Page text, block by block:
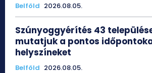
Belföld 2026.08.05.
Szúnyoggyérítés 43
mutatjuk a pontos
helyszíneket
Belföld 2026.08.05.